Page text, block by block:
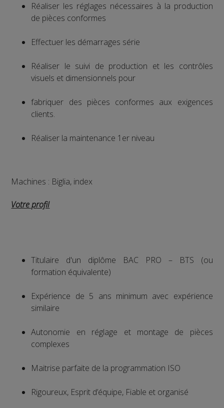
Réaliser les réglages nécessaires à la production
de pièces conformes
Effectuer les démarrages série
Réaliser le suivi de production et les contrôles
visuels et dimensionnels pour
fabriquer des pièces conformes aux exigences
clients.
Réaliser la maintenance 1er niveau
Machines : Biglia, index
Votre profil
Titulaire d'un diplôme BAC PRO – BTS (ou
formation équivalente)
Expérience de 5 ans minimum avec expérience
similaire
Autonomie en réglage et montage de pièces
complexes
Maitrise parfaite de la programmation ISO
Rigoureux, Esprit d’équipe, Fiable et organisé